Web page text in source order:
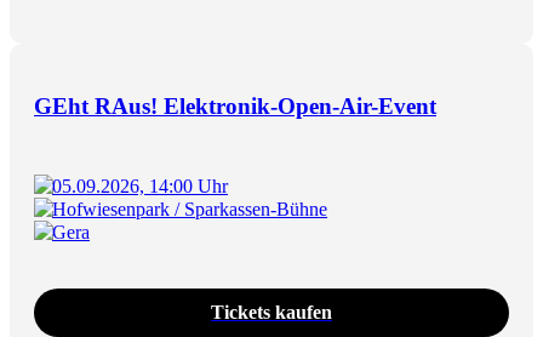
GEht RAus! Elektronik-Open-Air-Event
05.09.2026, 14:00 Uhr
Hofwiesenpark / Sparkassen-Bühne
Gera
Tickets kaufen